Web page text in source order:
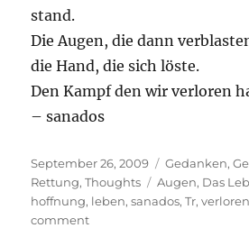
stand.
Die Augen, die dann
die Hand, die sich löste.
Den Kampf den wir verloren
– sanados
Posted
on
September 26, 2009 Categories
Gedanken,
Rettung,Thoughts Tags
Augen, Das
hoffnung, leben,sanados,Tr,verloren
commenton